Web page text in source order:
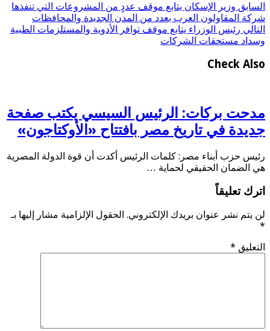
السابق وزير الإسكان يتابع موقف عددٍ من المشروعات التي تنفذها
شركة المقاولون العرب بعدد من المدن الجديدة والمحافظات
التالي رئيس الوزراء يتابع موقف توافر الأدوية والمستلزمات الطبية
وسداد مستحقات الشركات
Check Also
مدحت بركات: الرئيس السيسي يكتب صفحة
جديدة في تاريخ مصر بافتتاح «الأوكتاجون»
رئيس حزب أبناء مصر: كلمات الرئيس أكدت أن قوة الدولة المصرية
هي الضمان الحقيقي لحماية …
اترك تعليقاً
لن يتم نشر عنوان بريدك الإلكتروني. الحقول الإلزامية مشار إليها بـ
*
التعليق *